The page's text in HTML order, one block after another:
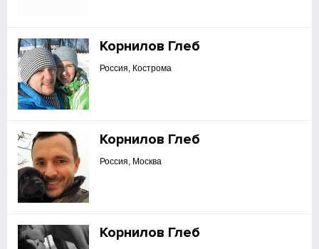
Корнилов Глеб
Россия, Кострома
Корнилов Глеб
Россия, Москва
Корнилов Глеб